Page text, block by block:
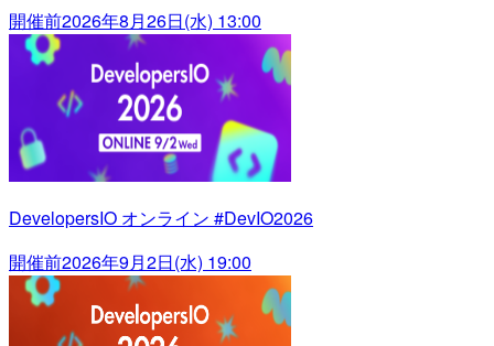
開催前2026年8月26日(水) 13:00
DevelopersIO オンライン #DevIO2026
開催前2026年9月2日(水) 19:00